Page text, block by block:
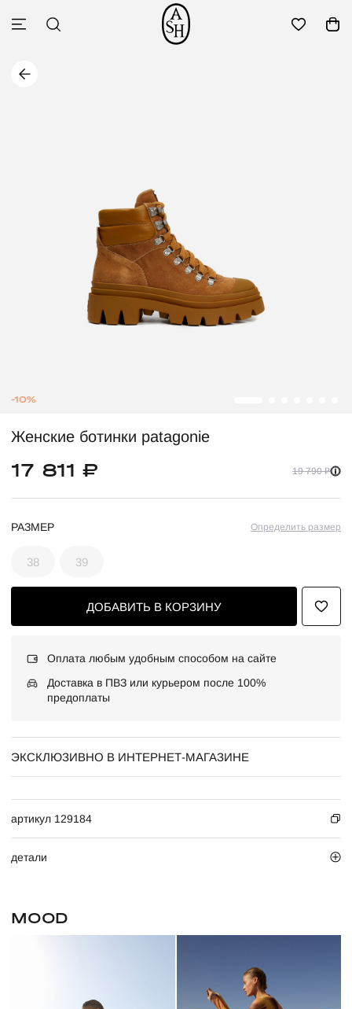
-10%
Женские ботинки patagonie
17 811 ₽ 19 790 ₽
РАЗМЕР Определить размер
38 39
ДОБАВИТЬ В КОРЗИНУ
Оплата любым удобным способом на сайте
Доставка в ПВЗ или курьером после 100%
предоплаты
ЭКСКЛЮЗИВНО В ИНТЕРНЕТ-МАГАЗИНЕ
артикул 129184
детали
MOOD